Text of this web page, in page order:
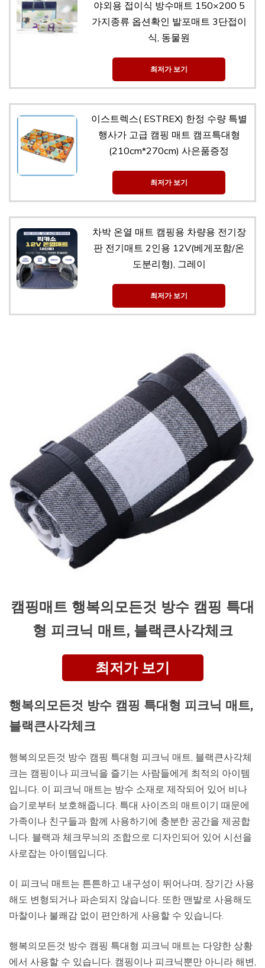
야외용 접이식 방수매트 150×200 5
가지종류 옵션확인 발포매트 3단접이
식, 동물원
최저가 보기
이스트렉스( ESTREX) 한정 수량 특별
행사가 고급 캠핑 매트 캠프특대형
(210cm*270cm) 사은품증정
최저가 보기
차박 온열 매트 캠핑용 차량용 전기장
판 전기매트 2인용 12V(베게포함/온
도분리형), 그레이
최저가 보기
캠핑매트 행복의모든것 방수 캠핑 특대
형 피크닉 매트, 블랙큰사각체크
최저가 보기
행복의모든것 방수 캠핑 특대형 피크닉 매트,
블랙큰사각체크
행복의모든것 방수 캠핑 특대형 피크닉 매트, 블랙큰사각체
크는 캠핑이나 피크닉을 즐기는 사람들에게 최적의 아이템
입니다. 이 피크닉 매트는 방수 소재로 제작되어 있어 비나
습기로부터 보호해줍니다. 특대 사이즈의 매트이기 때문에
가족이나 친구들과 함께 사용하기에 충분한 공간을 제공합
니다. 블랙과 체크무늬의 조합으로 디자인되어 있어 시선을
사로잡는 아이템입니다.
이 피크닉 매트는 튼튼하고 내구성이 뛰어나며, 장기간 사용
해도 변형되거나 파손되지 않습니다. 또한 맨발로 사용해도
마찰이나 불쾌감 없이 편안하게 사용할 수 있습니다.
행복의모든것 방수 캠핑 특대형 피크닉 매트는 다양한 상황
에서 사용할 수 있습니다. 캠핑이나 피크닉뿐만 아니라 해변,